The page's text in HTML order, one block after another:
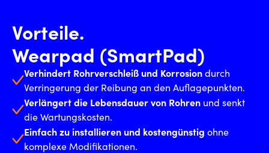
Verhindert Rohrverschleiß und Korrosiondurch
Verringerung der Reibung an den Auflagepunkten.
Verlängert die Lebensdauer von Rohren und senkt
die Wartungskosten.
Einfach zu installieren und kostengünstig ohne
komplexe Modifikationen.
Vorteile.
Wearpad (SmartPad)